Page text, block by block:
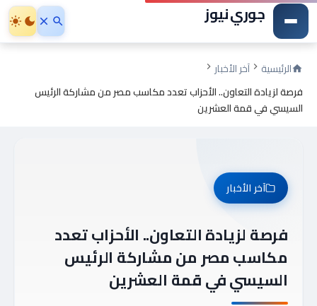
جوري نيوز
الرئيسية
آخر الأخبار
فرصة لزيادة التعاون.. الأحزاب تعدد مكاسب مصر من مشاركة الرئيس
السيسي في قمة العشرين
آخر الأخبار
فرصة لزيادة التعاون.. الأحزاب تعدد
مكاسب مصر من مشاركة الرئيس
السيسي في قمة العشرين